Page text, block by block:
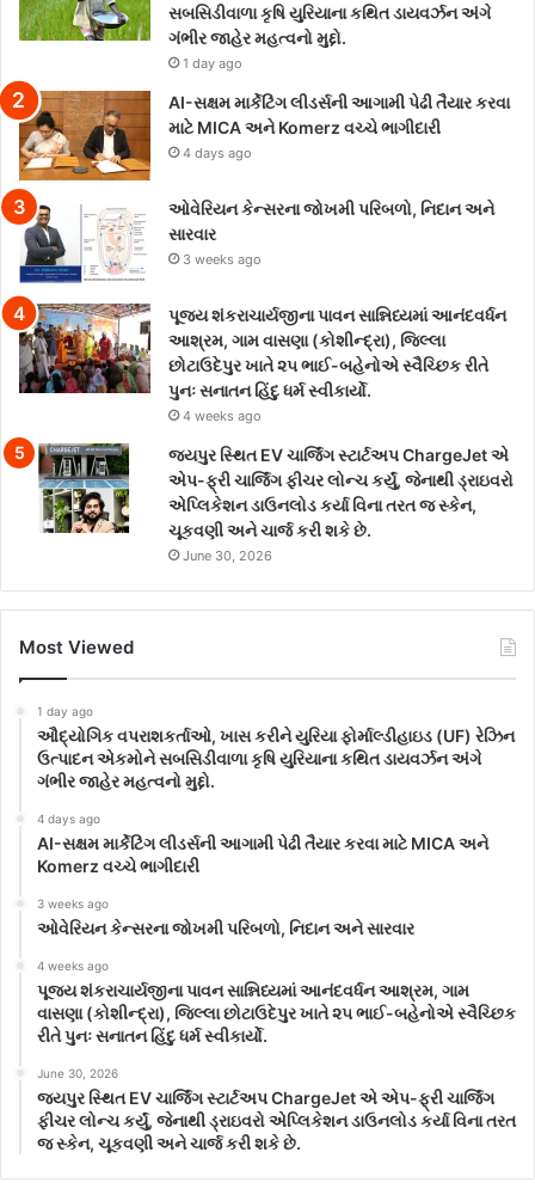
સબસિડીવાળા કૃષિ યુરિયાના કથિત ડાયવર્ઝન અંગે
ગંભીર જાહેર મહત્વનો મુદ્દો.
1 day ago
AI-સક્ષમ માર્કેટિંગ લીડર્સની આગામી પેઢી તૈયાર કરવા
માટે MICA અને Komerz વચ્ચે ભાગીદારી
4 days ago
ઓવેરિયન કેન્સરના જોખમી પરિબળો, નિદાન અને
સારવાર
3 weeks ago
પૂજ્ય શંકરાચાર્યજીના પાવન સાન્નિધ્યમાં આનંદવર્ધન
આશ્રમ, ગામ વાસણા (કોશીન્દ્રા), જિલ્લા
છોટાઉદેપુર ખાતે ૨૫ ભાઈ-બહેનોએ સ્વૈચ્છિક રીતે
પુનઃ સનાતન હિંદુ ધર્મ સ્વીકાર્યો.
4 weeks ago
જયપુર સ્થિત EV ચાર્જિંગ સ્ટાર્ટઅપ ChargeJet એ
એપ-ફ્રી ચાર્જિંગ ફીચર લોન્ચ કર્યું, જેનાથી ડ્રાઇવરો
એપ્લિકેશન ડાઉનલોડ કર્યા વિના તરત જ સ્કેન,
ચૂકવણી અને ચાર્જ કરી શકે છે.
June 30, 2026
Most Viewed
1 day ago
ઔદ્યોગિક વપરાશકર્તાઓ, ખાસ કરીને યુરિયા ફોર્માલ્ડીહાઇડ (UF) રેઝિન
ઉત્પાદન એકમોને સબસિડીવાળા કૃષિ યુરિયાના કથિત ડાયવર્ઝન અંગે
ગંભીર જાહેર મહત્વનો મુદ્દો.
4 days ago
AI-સક્ષમ માર્કેટિંગ લીડર્સની આગામી પેઢી તૈયાર કરવા માટે MICA અને
Komerz વચ્ચે ભાગીદારી
3 weeks ago
ઓવેરિયન કેન્સરના જોખમી પરિબળો, નિદાન અને સારવાર
4 weeks ago
પૂજ્ય શંકરાચાર્યજીના પાવન સાન્નિધ્યમાં આનંદવર્ધન આશ્રમ, ગામ
વાસણા (કોશીન્દ્રા), જિલ્લા છોટાઉદેપુર ખાતે ૨૫ ભાઈ-બહેનોએ સ્વૈચ્છિક
રીતે પુનઃ સનાતન હિંદુ ધર્મ સ્વીકાર્યો.
June 30, 2026
જયપુર સ્થિત EV ચાર્જિંગ સ્ટાર્ટઅપ ChargeJet એ એપ-ફ્રી ચાર્જિંગ
ફીચર લોન્ચ કર્યું, જેનાથી ડ્રાઇવરો એપ્લિકેશન ડાઉનલોડ કર્યા વિના તરત
જ સ્કેન, ચૂકવણી અને ચાર્જ કરી શકે છે.